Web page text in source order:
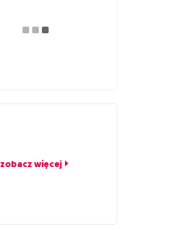
zobacz więcej